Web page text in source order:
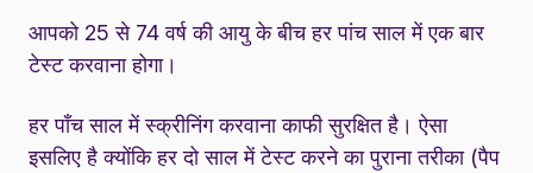
आपको 25 से 74 वर्ष की आयु के बीच हर पांच साल में एक बार
टेस्ट करवाना होगा।
हर पाँच साल में स्क्रीनिंग करवाना काफी सुरक्षित है। ऐसा
इसलिए है क्योंकि हर दो साल में टेस्ट करने का पुराना तरीका (पैप